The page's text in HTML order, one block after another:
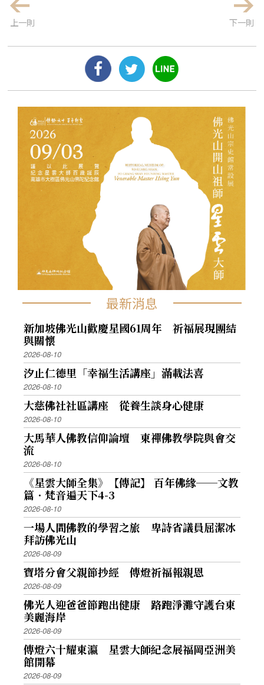
上一則 下一則
最新消息
新加坡佛光山歡慶星國61周年 祈福展現團結
與關懷
2026-08-10
汐止仁德里「幸福生活講座」滿載法喜
2026-08-10
大慈佛社社區講座 從養生談身心健康
2026-08-10
大馬華人佛教信仰論壇 東禪佛教學院與會交
流
2026-08-10
《星雲大師全集》【傳記】 百年佛緣──文教
篇．梵音遍天下4-3
2026-08-10
一場人間佛教的學習之旅 卑詩省議員屈潔冰
拜訪佛光山
2026-08-09
寶塔分會父親節抄經 傳燈祈福報親恩
2026-08-09
佛光人迎爸爸節跑出健康 路跑淨灘守護台東
美麗海岸
2026-08-09
傳燈六十耀東瀛 星雲大師紀念展福岡亞洲美
館開幕
2026-08-09